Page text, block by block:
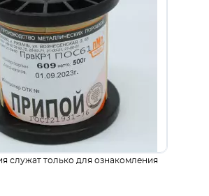
служат только для ознакомления